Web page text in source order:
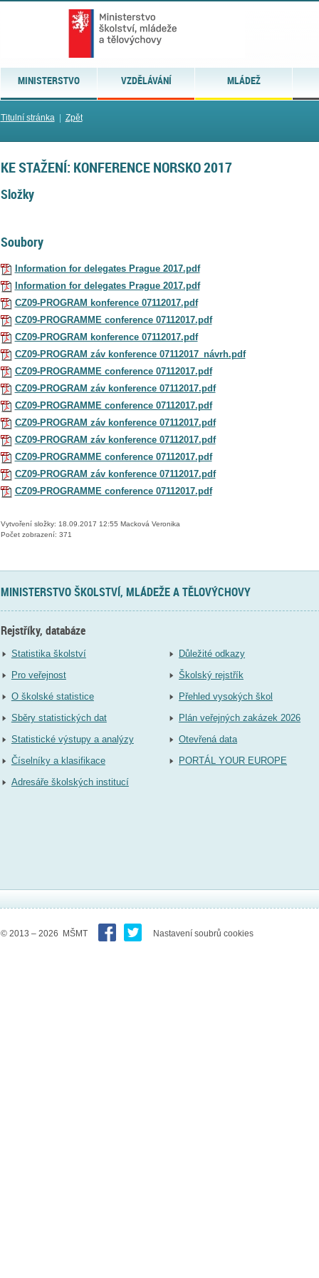
MINISTERSTVO VZDĚLÁVÁNÍ MLÁDEŽ
Titulní stránka| Zpět
KE STAŽENÍ: KONFERENCE NORSKO 2017
Složky
Soubory
Information for delegates Prague 2017.pdf
Information for delegates Prague 2017.pdf
CZ09-PROGRAM konference 07112017.pdf
CZ09-PROGRAMME conference 07112017.pdf
CZ09-PROGRAM konference 07112017.pdf
CZ09-PROGRAM záv konference 07112017_návrh.pdf
CZ09-PROGRAMME conference 07112017.pdf
CZ09-PROGRAM záv konference 07112017.pdf
CZ09-PROGRAMME conference 07112017.pdf
CZ09-PROGRAM záv konference 07112017.pdf
CZ09-PROGRAM záv konference 07112017.pdf
CZ09-PROGRAMME conference 07112017.pdf
CZ09-PROGRAM záv konference 07112017.pdf
CZ09-PROGRAMME conference 07112017.pdf
Vytvoření složky: 18.09.2017 12:55 Macková Veronika
Počet zobrazení: 371
MINISTERSTVO ŠKOLSTVÍ, MLÁDEŽE A TĚLOVÝCHOVY
Rejstříky, databáze
Statistika školství
Pro veřejnost
O školské statistice
Sběry statistických dat
Statistické výstupy a analýzy
Číselníky a klasifikace
Adresáře školských institucí
Důležité odkazy
Školský rejstřík
Přehled vysokých škol
Plán veřejných zakázek 2026
Otevřená data
PORTÁL YOUR EUROPE
© 2013 – 2026 MŠMT Nastavení soubrů cookies